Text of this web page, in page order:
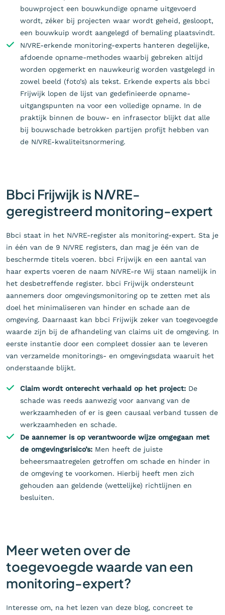
bouwproject een bouwkundige opname uitgevoerd
wordt, zéker bij projecten waar wordt geheid, gesloopt,
een bouwkuip wordt aangelegd of bemaling plaatsvindt.
NIVRE-erkende monitoring-experts hanteren degelijke,
afdoende opname-methodes waarbij gebreken altijd
worden opgemerkt en nauwkeurig worden vastgelegd in
zowel beeld (foto’s) als tekst. Erkende experts als bbci
Frijwijk lopen de lijst van gedefinieerde opname-
uitgangspunten na voor een volledige opname. In de
praktijk binnen de bouw- en infrasector blijkt dat alle
bij bouwschade betrokken partijen profijt hebben van
de NIVRE-kwaliteitsnormering.
Bbci Frijwijk is NIVRE-
geregistreerd monitoring-expert
Bbci staat in het NIVRE-register als monitoring-expert. Sta je
in één van de 9 NIVRE registers, dan mag je één van de
beschermde titels voeren. bbci Frijwijk en een aantal van
haar experts voeren de naam NIVRE-re Wij staan namelijk in
het desbetreffende register. bbci Frijwijk ondersteunt
aannemers door omgevingsmonitoring op te zetten met als
doel het minimaliseren van hinder en schade aan de
omgeving. Daarnaast kan bbci Frijwijk zeker van toegevoegde
waarde zijn bij de afhandeling van claims uit de omgeving. In
eerste instantie door een compleet dossier aan te leveren
van verzamelde monitorings- en omgevingsdata waaruit het
onderstaande blijkt.
Claim wordt onterecht verhaald op het project: De
schade was reeds aanwezig voor aanvang van de
werkzaamheden of er is geen causaal verband tussen de
werkzaamheden en schade.
De aannemer is op verantwoorde wijze omgegaan met
de omgevingsrisico’s: Men heeft de juiste
beheersmaatregelen getroffen om schade en hinder in
de omgeving te voorkomen. Hierbij heeft men zich
gehouden aan geldende (wettelijke) richtlijnen en
besluiten.
Meer weten over de
toegevoegde waarde van een
monitoring-expert?
Interesse om, na het lezen van deze blog, concreet te